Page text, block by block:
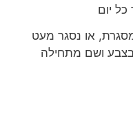
כל יום
או נסגר מעט
ושם מתחילה